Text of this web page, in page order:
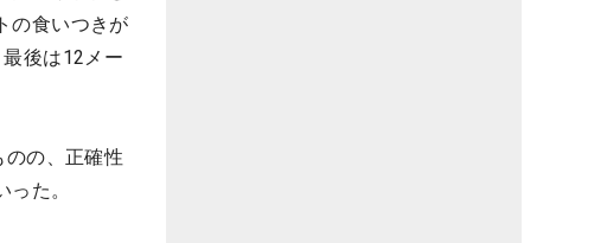
の食いつきが
後は12メー
の、正確性
た。